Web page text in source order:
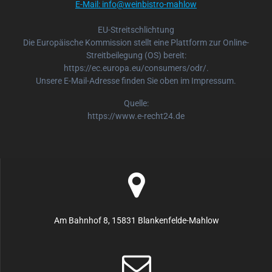
E-Mail: info@weinbistro-mahlow
EU-Streitschlichtung
Die Europäische Kommission stellt eine Plattform zur Online-
Streitbeilegung (OS) bereit:
https://ec.europa.eu/consumers/odr/.
Unsere E-Mail-Adresse finden Sie oben im Impressum.
Quelle:
https://www.e-recht24.de
Am Bahnhof 8, 15831 Blankenfelde-Mahlow